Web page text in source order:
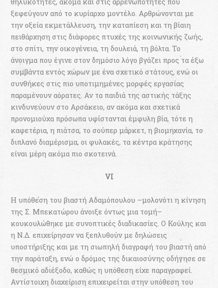
ξεφεύγουν από το κυρίαρχο μοντέλο. Αρθρώνονται με
την οξεία εκμετάλλευση, την καταπίεση και τη βίαιη
πειθάρχηση στις διάφορες πτυχές της κοινωνικής ζωής,
στο σπίτι, την οικογένεια, τη δουλειά, τη βόλτα. Το
άνοιγμα που έγινε στον δημόσιο λόγο βγάζει προς τα έξω
συμβάντα εντός χώρων με ένα σχετικό στάτους, ενώ οι
συνθήκες στις πιο υποτιμημένες μορφές εργασίας
παραμένουν αόρατες. Αν τα παιδιά της αστικής τάξης
κινδυνεύουν στο Αρσάκειο, αν ακόμα και σχετικά
προνομιούχα πρόσωπα υφίστανται έμφυλη βία, τότε η
καφετέρια, η πιάτσα, το σούπερ μάρκετ, η βιομηχανία, το
διπλανό διαμέρισμα, οι φυλακές, τα κέντρα κράτησης
είναι μέρη ακόμα πιο σκοτεινά.
VI
Η υπόθεση του βιαστή Αδαμόπουλου –μολονότι η κίνηση
της Σ. Μπεκατώρου άνοιξε όντως μια τομή–
κουκουλώθηκε με συνοπτικές διαδικασίες. Ο Κούλης και
η Ν.Δ. επιχείρησαν να ξεπλυθούν με δηλώσεις
υποστήριξης και με τη σιωπηλή διαγραφή του βιαστή από
την παράταξη, ενώ ο δρόμος της δικαιοσύνης οδήγησε σε
θεσμικό αδιέξοδο, καθώς η υπόθεση είχε παραγραφεί.
Αντίστοιχη διαχείριση επιχειρείται στην υπόθεση του